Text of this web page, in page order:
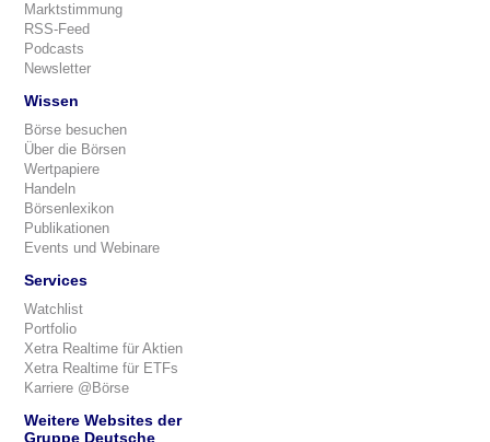
Marktstimmung
RSS-Feed
Podcasts
Newsletter
Wissen
Börse besuchen
Über die Börsen
Wertpapiere
Handeln
Börsenlexikon
Publikationen
Events und Webinare
Services
Watchlist
Portfolio
Xetra Realtime für Aktien
Xetra Realtime für ETFs
Karriere @Börse
Weitere Websites der
Gruppe Deutsche